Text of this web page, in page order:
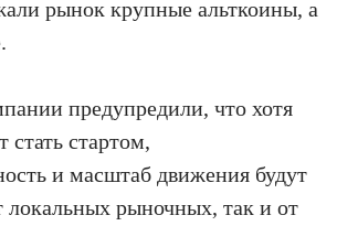
рынок крупные альткоины, а
предупредили, что хотя
стать стартом,
и масштаб движения будут
локальных рыночных, так и от